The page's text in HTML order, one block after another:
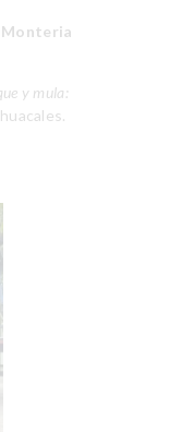
y mula: